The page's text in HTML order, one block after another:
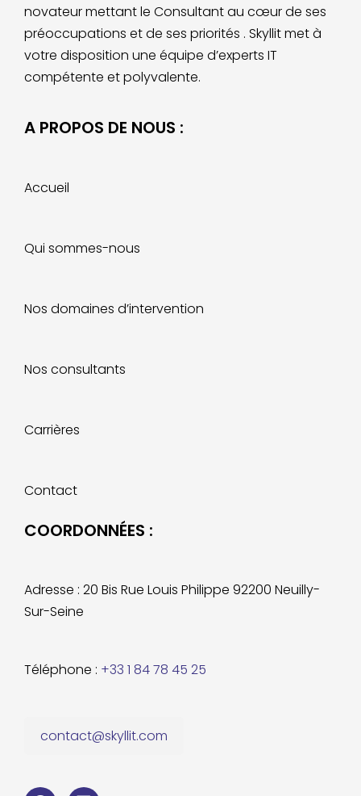
novateur mettant le Consultant au cœur de ses
préoccupations et de ses priorités . Skyllit met à
votre disposition une équipe d’experts IT
compétente et polyvalente.
A PROPOS DE NOUS :
Accueil
Qui sommes-nous
Nos domaines d’intervention
Nos consultants
Carrières
Contact
COORDONNÉES :
Adresse : 20 Bis Rue Louis Philippe 92200 Neuilly-
Sur-Seine
Téléphone : +33 1 84 78 45 25
contact@skyllit.com